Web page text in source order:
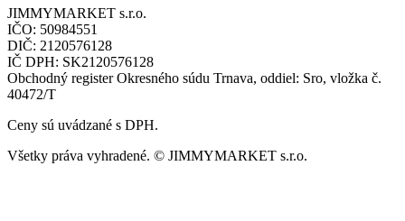
JIMMYMARKET s.r.o.
IČO: 50984551
DIČ: 2120576128
IČ DPH: SK2120576128
Obchodný register Okresného súdu Trnava, oddiel: Sro, vložka č.
40472/T
Ceny sú uvádzané s DPH.
Všetky práva vyhradené. © JIMMYMARKET s.r.o.